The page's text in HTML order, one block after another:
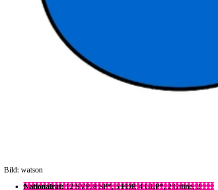
Bild: watson
Nationalrat:12 SVP, 8 SP*, 5 FDP, 4 GLP*, 2 Grüne, 2